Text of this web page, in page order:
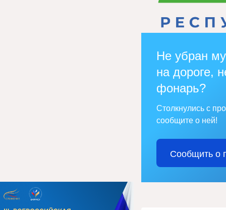
Не убран
на дороге,
фонарь?
Столкнулись с
сообщите о ней!
Сообщить о